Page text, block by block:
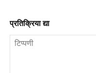
प्रतिक्रिया द्या